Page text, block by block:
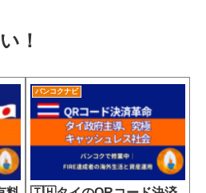
！
バンコクナビ